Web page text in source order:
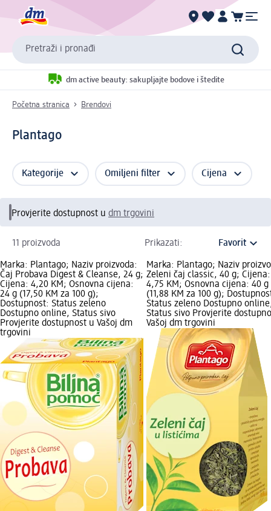
Pretraži i pronađi
dm active beauty: sakupljajte bodove i štedite
Početna stranica Brendovi
Plantago
Kategorije Omiljeni filter Cijena
Provjerite dostupnost u dm trgovini
11 proizvoda Prikazati:
Marka: Plantago; Naziv proizvoda:
Čaj Probava Digest & Cleanse, 24 g;
Cijena: 4,20 KM; Osnovna cijena:
24 g (17,50 KM za 100 g);
Dostupnost: Status zeleno
Dostupno online, Status sivo
Provjerite dostupnost u Vašoj dm
trgovini
Marka: Plantago; Naziv
Zeleni čaj classic, 40 g; Cijena:
4,75 KM; Osnovna cijena: 40 g
(11,88 KM za 100 g);
Status zeleno Dostupno
Status sivo Provjerite
Vašoj dm trgovini